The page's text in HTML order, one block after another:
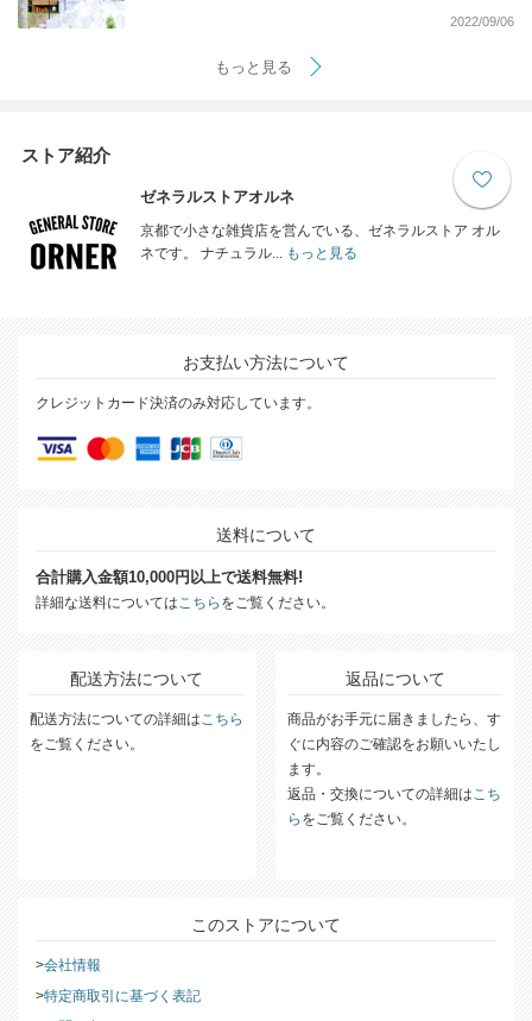
2022/09/06
もっと見る
ストア紹介
ゼネラルストアオルネ
京都で小さな雑貨店を営んでいる、ゼネラルストア オル
ネです。 ナチュラル...もっと見る
お支払い方法について
クレジットカード決済のみ対応しています。
送料について
合計購入金額10,000円以上で送料無料!
詳細な送料についてはこちら をご覧ください。
配送方法について
配送方法についての詳細はこちら
をご覧ください。
返品について
商品がお手元に届きましたら、す
ぐに内容のご確認をお願いいたし
ます。
返品・交換についての詳細はこち
ら をご覧ください。
このストアについて
会社情報
特定商取引に基づく表記